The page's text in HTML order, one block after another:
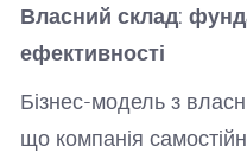
Власний склад:
ефективності
Бізнес-модель з
що компанія